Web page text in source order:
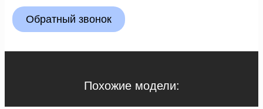
Обратный звонок
Похожие модели: